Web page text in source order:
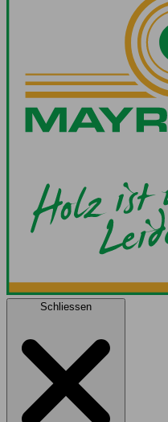
Schliessen